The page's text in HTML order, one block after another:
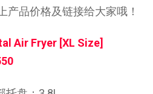
产品价格及链接给大家哦！
Air Fryer [XL Size]